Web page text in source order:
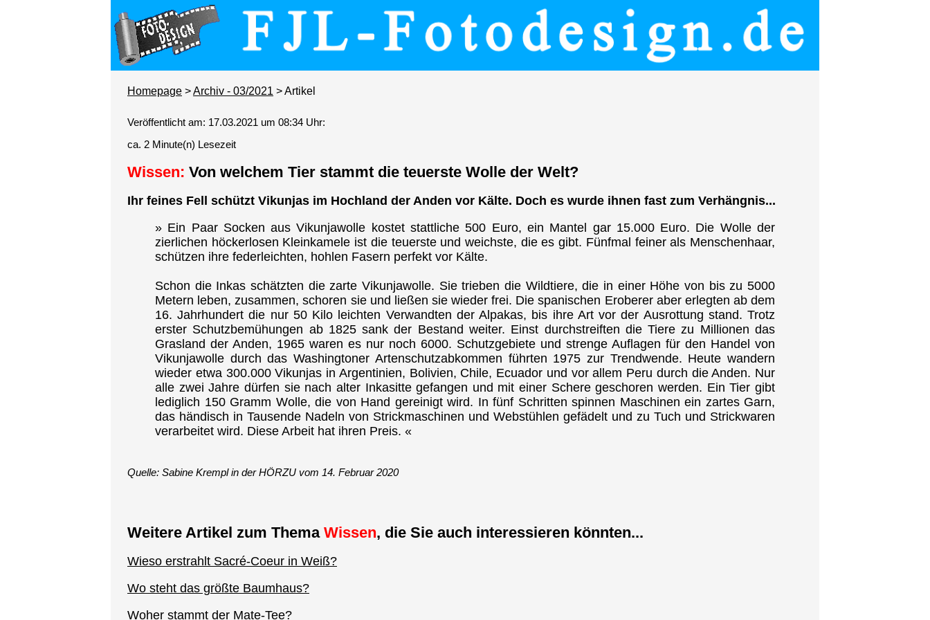
Homepage >Archiv - 03/2021 > Artikel
Veröffentlicht am: 17.03.2021 um 08:34 Uhr:
ca. 2 Minute(n) Lesezeit
Wissen: Von welchem Tier stammt die teuerste Wolle der Welt?
Ihr feines Fell schützt Vikunjas im Hochland der Anden vor Kälte. Doch es wurde ihnen fast zum Verhängnis...
» Ein Paar Socken aus Vikunjawolle kostet stattliche 500 Euro, ein Mantel gar 15.000 Euro. Die Wolle der
zierlichen höckerlosen Kleinkamele ist die teuerste und weichste, die es gibt. Fünfmal feiner als Menschenhaar,
schützen ihre federleichten, hohlen Fasern perfekt vor Kälte.
Schon die Inkas schätzten die zarte Vikunjawolle. Sie trieben die Wildtiere, die in einer Höhe von bis zu 5000
Metern leben, zusammen, schoren sie und ließen sie wieder frei. Die spanischen Eroberer aber erlegten ab dem
16. Jahrhundert die nur 50 Kilo leichten Verwandten der Alpakas, bis ihre Art vor der Ausrottung stand. Trotz
erster Schutzbemühungen ab 1825 sank der Bestand weiter. Einst durchstreiften die Tiere zu Millionen das
Grasland der Anden, 1965 waren es nur noch 6000. Schutzgebiete und strenge Auflagen für den Handel von
Vikunjawolle durch das Washingtoner Artenschutzabkommen führten 1975 zur Trendwende. Heute wandern
wieder etwa 300.000 Vikunjas in Argentinien, Bolivien, Chile, Ecuador und vor allem Peru durch die Anden. Nur
alle zwei Jahre dürfen sie nach alter Inkasitte gefangen und mit einer Schere geschoren werden. Ein Tier gibt
lediglich 150 Gramm Wolle, die von Hand gereinigt wird. In fünf Schritten spinnen Maschinen ein zartes Garn,
das händisch in Tausende Nadeln von Strickmaschinen und Webstühlen gefädelt und zu Tuch und Strickwaren
verarbeitet wird. Diese Arbeit hat ihren Preis. «
Quelle: Sabine Krempl in der HÖRZU vom 14. Februar 2020
Weitere Artikel zum Thema Wissen, die Sie auch interessieren könnten...
Wieso erstrahlt Sacré-Coeur in Weiß?
Wo steht das größte Baumhaus?
Woher stammt der Mate-Tee?